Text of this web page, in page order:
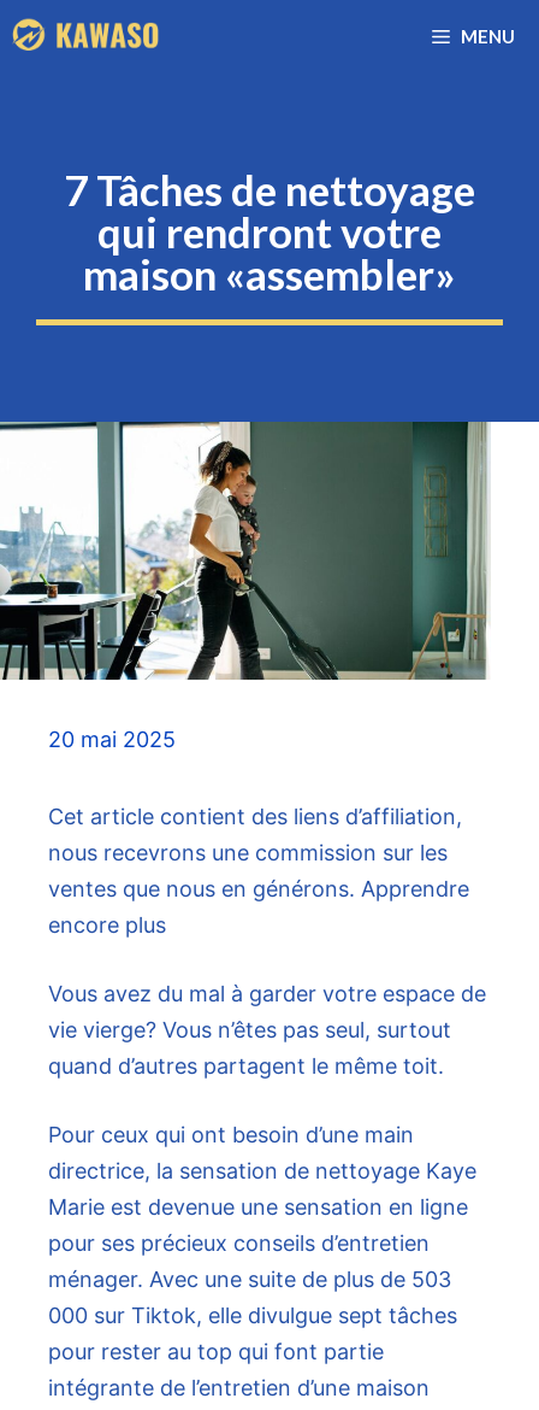
Aller
au
MENU
7 Tâches de nettoyage
qui rendront votre
maison «assembler»
20 mai 2025
Cet article contient des liens d’affiliation,
nous recevrons une commission sur les
ventes que nous en générons. Apprendre
encore plus
Vous avez du mal à garder votre espace de
vie vierge? Vous n’êtes pas seul, surtout
quand d’autres partagent le même toit.
Pour ceux qui ont besoin d’une main
directrice, la sensation de nettoyage Kaye
Marie est devenue une sensation en ligne
pour ses précieux conseils d’entretien
ménager. Avec une suite de plus de 503
000 sur Tiktok, elle divulgue sept tâches
pour rester au top qui font partie
intégrante de l’entretien d’une maison